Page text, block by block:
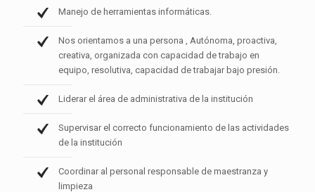
Manejo de herramientas informáticas.
Nos orientamos a una persona , Autónoma, proactiva,
creativa, organizada con capacidad de trabajo en
equipo, resolutiva, capacidad de trabajar bajo presión.
Liderar el área de administrativa de la institución
Supervisar el correcto funcionamiento de las actividades
de la institución
Coordinar al personal responsable de maestranza y
limpieza